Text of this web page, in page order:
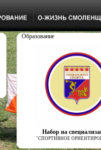
Образование
Набор на
"СПОРТИВНОЕ